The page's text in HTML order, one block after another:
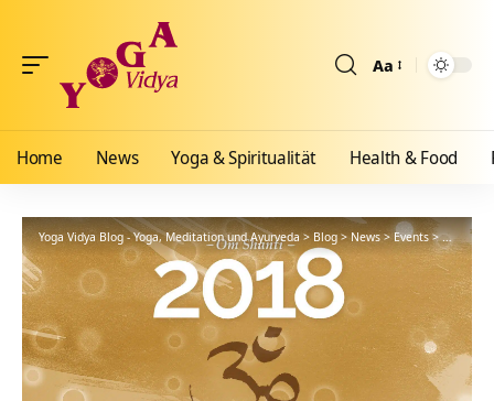
Aa
Home News Yoga & Spiritualität Health & Food
Yoga Vidya Blog - Yoga, Meditation und Ayurveda>Blog >News> Events>